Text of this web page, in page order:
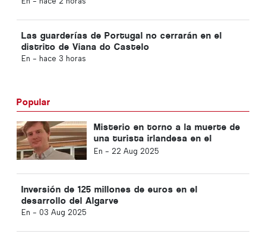
Las guarderías de Portugal no cerrarán en el
distrito de Viana do Castelo
En - hace 3 horas
Popular
Misterio en torno a la muerte de
una turista irlandesa en el
Algarve
En - 22 Aug 2025
Inversión de 125 millones de euros en el
desarrollo del Algarve
En - 03 Aug 2025